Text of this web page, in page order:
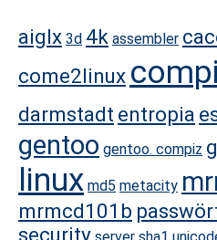
aiglx 3d 4k assembler
come2linux
darmstadt entropia
gentoo gentoo. compiz
linux md5 metacity
mrmcd101b
security